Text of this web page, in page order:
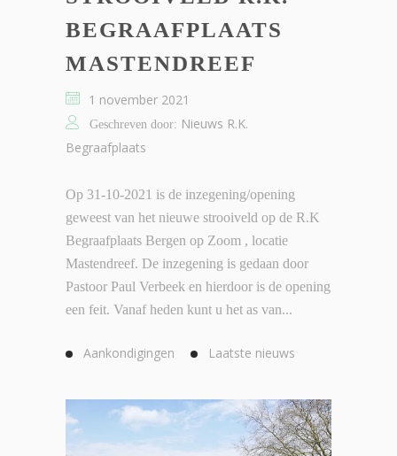
BEGRAAFPLAATS
MASTENDREEF
1 november 2021
Geschreven door: Nieuws R.K.
Begraafplaats
Op 31-10-2021 is de inzegening/opening
geweest van het nieuwe strooiveld op de R.K
Begraafplaats Bergen op Zoom , locatie
Mastendreef. De inzegening is gedaan door
Pastoor Paul Verbeek en hierdoor is de opening
een feit. Vanaf heden kunt u het as van...
Aankondigingen Laatste nieuws